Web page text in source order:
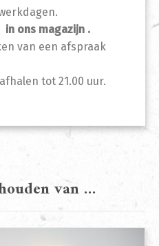
ons magazijn .
van een afspraak
tot 21.00 uur.
van …